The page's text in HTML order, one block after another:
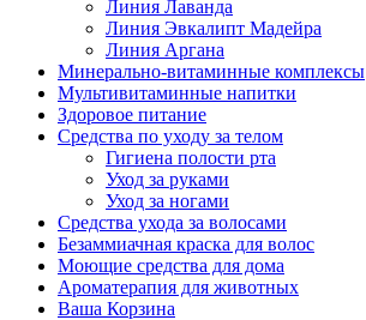
Линия Лаванда
Линия Эвкалипт Мадейра
Линия Аргана
Минерально-витаминные комплексы
Мультивитаминные напитки
Здоровое питание
Средства по уходу за телом
Гигиена полости рта
Уход за руками
Уход за ногами
Средства ухода за волосами
Безаммиачная краска для волос
Моющие средства для дома
Ароматерапия для животных
Ваша Корзина